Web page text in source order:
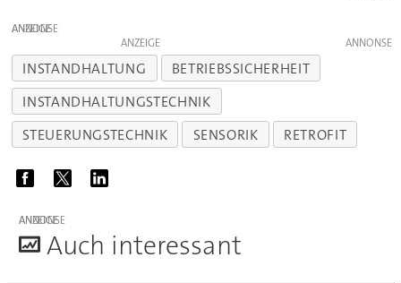
ANZEIGE
ANZEIGE
INSTANDHALTUNG
BETRIEBSSICHERHEIT
INSTANDHALTUNGSTECHNIK
STEUERUNGSTECHNIK
SENSORIK RETROFIT
ANZEIGE
Auch interessant